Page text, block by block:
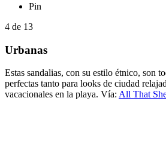
Pin
4 de 13
Urbanas
Estas sandalias, con su estilo étnico, son
perfectas tanto para looks de ciudad
vacacionales en la playa. Vía: All That